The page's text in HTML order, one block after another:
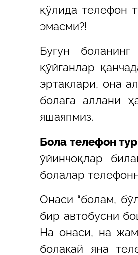
қўлида телефон
эмасми?!
Бугун
қўйганлар
эртаклари, она
болага аллани
яшаяпмиз.
Бола телефон
ўйинчоқлар
болалар
Онаси “болам,
бир автобусни
На онаси, на
болакай яна